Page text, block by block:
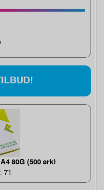
80G (500 ark)
71